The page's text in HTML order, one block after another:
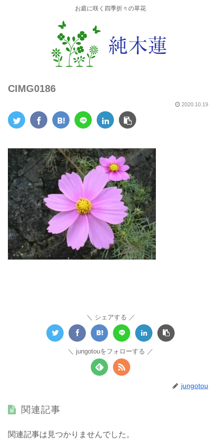
お庭に咲く四季折々の草花
CIMG0186
2020.10.19
シェアする
jungotouをフォローする
jungotou
関連記事
関連記事は見つかりませんでした。